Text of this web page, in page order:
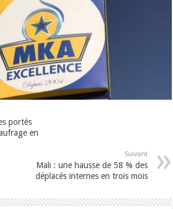
portés
en
Suivant
Mali : une hausse de 58 % des
déplacés internes en trois mois